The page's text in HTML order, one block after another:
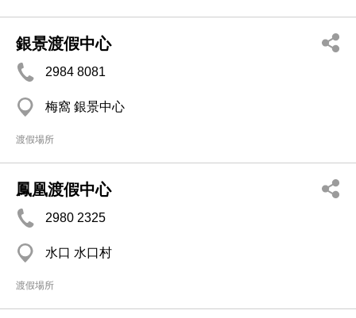
銀景渡假中心
2984 8081
梅窩 銀景中心
渡假場所
鳳凰渡假中心
2980 2325
水口 水口村
渡假場所